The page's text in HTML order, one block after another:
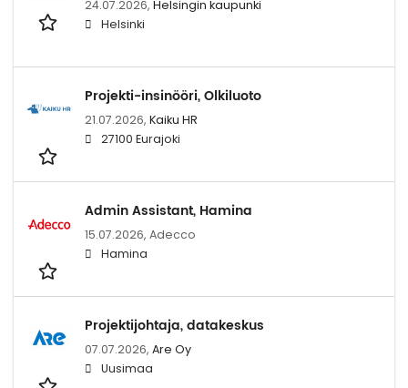
24.07.2026, Helsingin kaupunki
Helsinki
Projekti-insinööri, Olkiluoto
21.07.2026, Kaiku HR
27100 Eurajoki
Admin Assistant, Hamina
15.07.2026, Adecco
Hamina
Projektijohtaja, datakeskus
07.07.2026, Are Oy
Uusimaa